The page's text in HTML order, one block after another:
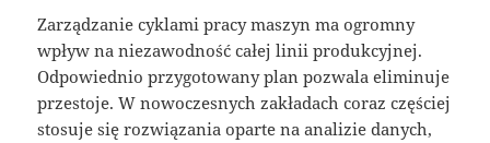
Zarządzanie cyklami pracy maszyn ma ogromny
wpływ na niezawodność całej linii produkcyjnej.
Odpowiednio przygotowany plan pozwala eliminuje
przestoje. W nowoczesnych zakładach coraz częściej
stosuje się rozwiązania oparte na analizie danych,